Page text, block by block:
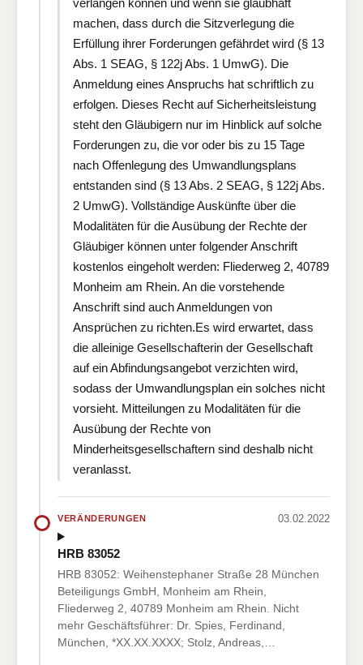
machen, dass durch die Sitzverlegung die
Erfüllung ihrer Forderungen gefährdet wird (§ 13
Abs. 1 SEAG, § 122j Abs. 1 UmwG). Die
Anmeldung eines Anspruchs hat schriftlich zu
erfolgen. Dieses Recht auf Sicherheitsleistung
steht den Gläubigern nur im Hinblick auf solche
Forderungen zu, die vor oder bis zu 15 Tage
nach Offenlegung des Umwandlungsplans
entstanden sind (§ 13 Abs. 2 SEAG, § 122j Abs.
2 UmwG). Vollständige Auskünfte über die
Modalitäten für die Ausübung der Rechte der
Gläubiger können unter folgender Anschrift
kostenlos eingeholt werden: Fliederweg 2, 40789
Monheim am Rhein. An die vorstehende
Anschrift sind auch Anmeldungen von
Ansprüchen zu richten.Es wird erwartet, dass
die alleinige Gesellschafterin der Gesellschaft
auf ein Abfindungsangebot verzichten wird,
sodass der Umwandlungsplan ein solches nicht
vorsieht. Mitteilungen zu Modalitäten für die
Ausübung der Rechte von
Minderheitsgesellschaftern sind deshalb nicht
veranlasst.
VERÄNDERUNGEN 03.02.2022
HRB 83052
HRB 83052: Weihenstephaner Straße 28 München
Beteiligungs GmbH, Monheim am Rhein,
Fliederweg 2, 40789 Monheim am Rhein. Nicht
mehr Geschäftsführer: Dr. Spies, Ferdinand,
München, *XX.XX.XXXX; Stolz, Andreas,…